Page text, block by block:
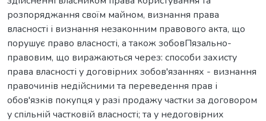
розпоряджання своїм майном, визнання права
власності і визнання незаконним правового акта, що
порушує право власності, а також зобовПязально-
правовим, що виражаються через: способи захисту
права власності у договірних зобов'язаннях - визнання
правочинів недійсними та переведення прав і
обов'язків покупця у разі продажу частки за договором
у спільній частковій власності; та у недоговірних